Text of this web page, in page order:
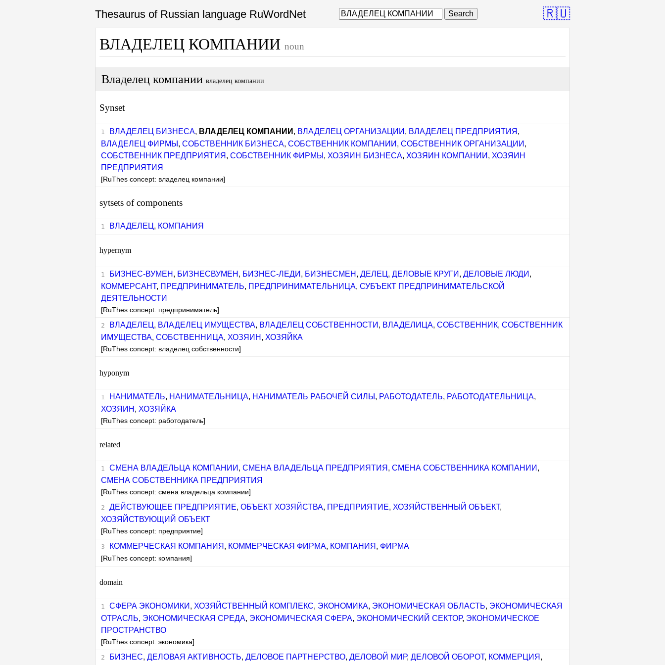
Thesaurus of Russian language RuWordNet Search 🇷🇺
ВЛАДЕЛЕЦ КОМПАНИИ noun
Владелец компании владелец компании
Synset
ВЛАДЕЛЕЦ БИЗНЕСА, ВЛАДЕЛЕЦ КОМПАНИИ , ВЛАДЕЛЕЦ ОРГАНИЗАЦИИ , ВЛАДЕЛЕЦ ПРЕДПРИЯТИЯ ,
ВЛАДЕЛЕЦ ФИРМЫ ,СОБСТВЕННИК БИЗНЕСА,СОБСТВЕННИК КОМПАНИИ ,СОБСТВЕННИК ОРГАНИЗАЦИИ ,
СОБСТВЕННИК ПРЕДПРИЯТИЯ ,СОБСТВЕННИК ФИРМЫ , ХОЗЯИН БИЗНЕСА, ХОЗЯИН КОМПАНИИ , ХОЗЯИН
ПРЕДПРИЯТИЯ
[RuThes concept: владелец компании]
sytsets of components
ВЛАДЕЛЕЦ , КОМПАНИЯ
hypernym
БИЗНЕС-ВУМЕН , БИЗНЕСВУМЕН , БИЗНЕС-ЛЕДИ , БИЗНЕСМЕН , ДЕЛЕЦ , ДЕЛОВЫЕ КРУГИ , ДЕЛОВЫЕ ЛЮДИ ,
КОММЕРСАНТ, ПРЕДПРИНИМАТЕЛЬ, ПРЕДПРИНИМАТЕЛЬНИЦА,СУБЪЕКТ ПРЕДПРИНИМАТЕЛЬСКОЙ
ДЕЯТЕЛЬНОСТИ
[RuThes concept: предприниматель]
ВЛАДЕЛЕЦ , ВЛАДЕЛЕЦ ИМУЩЕСТВА, ВЛАДЕЛЕЦ СОБСТВЕННОСТИ , ВЛАДЕЛИЦА, СОБСТВЕННИК, СОБСТВЕННИК
ИМУЩЕСТВА,СОБСТВЕННИЦА, ХОЗЯИН , ХОЗЯЙКА
[RuThes concept: владелец собственности]
hyponym
НАНИМАТЕЛЬ, НАНИМАТЕЛЬНИЦА, НАНИМАТЕЛЬ РАБОЧЕЙ СИЛЫ , РАБОТОДАТЕЛЬ, РАБОТОДАТЕЛЬНИЦА,
ХОЗЯИН , ХОЗЯЙКА
[RuThes concept: работодатель]
related
СМЕНА ВЛАДЕЛЬЦА КОМПАНИИ , СМЕНА ВЛАДЕЛЬЦА ПРЕДПРИЯТИЯ , СМЕНА СОБСТВЕННИКА КОМПАНИИ ,
СМЕНА СОБСТВЕННИКА ПРЕДПРИЯТИЯ
[RuThes concept: смена владельца компании]
ДЕЙСТВУЮЩЕЕ ПРЕДПРИЯТИЕ, ОБЪЕКТ ХОЗЯЙСТВА, ПРЕДПРИЯТИЕ, ХОЗЯЙСТВЕННЫЙ ОБЪЕКТ,
ХОЗЯЙСТВУЮЩИЙ ОБЪЕКТ
[RuThes concept: предприятие]
КОММЕРЧЕСКАЯ КОМПАНИЯ , КОММЕРЧЕСКАЯ ФИРМА, КОМПАНИЯ , ФИРМА
[RuThes concept: компания]
domain
СФЕРА ЭКОНОМИКИ , ХОЗЯЙСТВЕННЫЙ КОМПЛЕКС, ЭКОНОМИКА, ЭКОНОМИЧЕСКАЯ ОБЛАСТЬ, ЭКОНОМИЧЕСКАЯ
ОТРАСЛЬ, ЭКОНОМИЧЕСКАЯ СРЕДА, ЭКОНОМИЧЕСКАЯ СФЕРА, ЭКОНОМИЧЕСКИЙ СЕКТОР, ЭКОНОМИЧЕСКОЕ
ПРОСТРАНСТВО
[RuThes concept: экономика]
БИЗНЕС, ДЕЛОВАЯ АКТИВНОСТЬ, ДЕЛОВОЕ ПАРТНЕРСТВО, ДЕЛОВОЙ МИР, ДЕЛОВОЙ ОБОРОТ, КОММЕРЦИЯ ,